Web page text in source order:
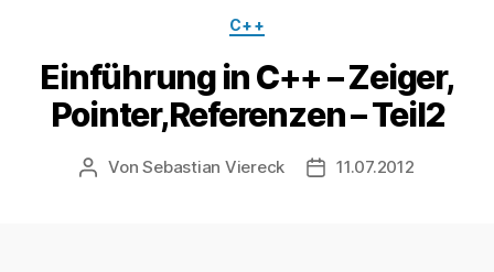
Kategorien
C++
Einführung in C++ – Zeiger,
Pointer,Referenzen – Teil2
Beitragsautor
VonSebastian Viereck Beitragsdatum
11.07.2012